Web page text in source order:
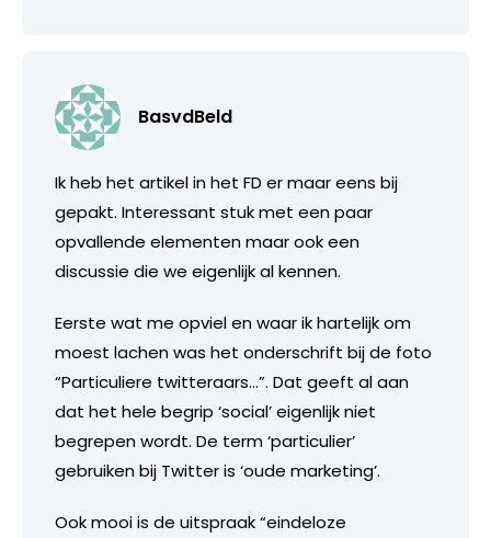
BasvdBeld
Ik heb het artikel in het FD er maar eens bij
gepakt. Interessant stuk met een paar
opvallende elementen maar ook een
discussie die we eigenlijk al kennen.
Eerste wat me opviel en waar ik hartelijk om
moest lachen was het onderschrift bij de foto
“Particuliere twitteraars…”. Dat geeft al aan
dat het hele begrip ‘social’ eigenlijk niet
begrepen wordt. De term ‘particulier’
gebruiken bij Twitter is ‘oude marketing’.
Ook mooi is de uitspraak “eindeloze